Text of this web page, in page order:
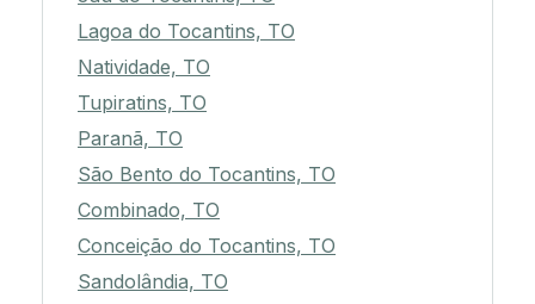
Lagoa do Tocantins, TO
Natividade, TO
Tupiratins, TO
Paranã, TO
São Bento do Tocantins, TO
Combinado, TO
Conceição do Tocantins, TO
Sandolândia, TO